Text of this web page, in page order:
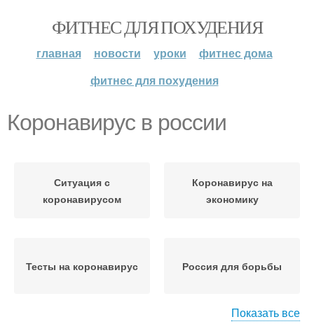
ФИТНЕС ДЛЯ ПОХУДЕНИЯ
главная новости уроки
фитнес дома
фитнес для похудения
Коронавирус в россии
Ситуация с
коронавирусом
Коронавирус на
экономику
Тесты на коронавирус Россия для борьбы
Показать все